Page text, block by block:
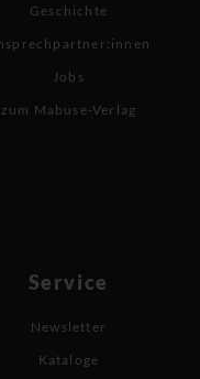
Geschichte
Jobs
zum Mabuse-Verlag
Service
Newsletter
Kataloge